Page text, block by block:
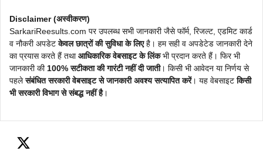
Disclaimer (अस्वीकरण)
SarkariReesults.com पर उपलब्ध सभी जानकारी जैसे फॉर्म, रिजल्ट, एडमिट कार्ड
व नौकरी अपडेटकेवल छात्रों की सुविधा के लिएहै। हम सही व अपडेटेड जानकारी देने
का प्रयास करते हैं तथाआधिकारिक वेबसाइट के लिंकभी प्रदान करते हैं। फिर भी
जानकारी की100% सटीकता की गारंटी नहीं दी जाती। किसी भी आवेदन या निर्णय से
पहलेसंबंधित सरकारी वेबसाइट से जानकारी अवश्य सत्यापित करें। यह वेबसाइटकिसी
भी सरकारी विभाग से संबद्ध नहीं है।